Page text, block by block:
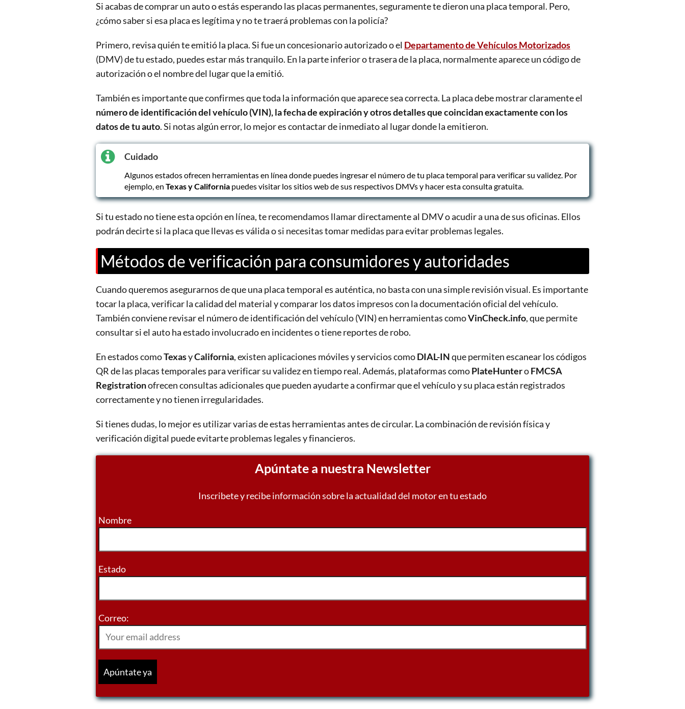
Si acabas de comprar un auto o estás esperando las placas permanentes, seguramente te dieron una placa temporal. Pero,
¿cómo saber si esa placa es legítima y no te traerá problemas con la policía?
Primero, revisa quién te emitió la placa. Si fue un concesionario autorizado o el Departamento de Vehículos Motorizados
(DMV) de tu estado, puedes estar más tranquilo. En la parte inferior o trasera de la placa, normalmente aparece un código de
autorización o el nombre del lugar que la emitió.
También es importante que confirmes que toda la información que aparece sea correcta. La placa debe mostrar claramente el
número de identificación del vehículo (VIN), la fecha de expiración y otros detalles que coincidan exactamente con los
datos de tu auto. Si notas algún error, lo mejor es contactar de inmediato al lugar donde la emitieron.
Cuidado
Algunos estados ofrecen herramientas en línea donde puedes ingresar el número de tu placa temporal para verificar su validez. Por
ejemplo, en Texas y California puedes visitar los sitios web de sus respectivos DMVs y hacer esta consulta gratuita.
Si tu estado no tiene esta opción en línea, te recomendamos llamar directamente al DMV o acudir a una de sus oficinas. Ellos
podrán decirte si la placa que llevas es válida o si necesitas tomar medidas para evitar problemas legales.
Métodos de verificación para consumidores y autoridades
Cuando queremos asegurarnos de que una placa temporal es auténtica, no basta con una simple revisión visual. Es importante
tocar la placa, verificar la calidad del material y comparar los datos impresos con la documentación oficial del vehículo.
También conviene revisar el número de identificación del vehículo (VIN) en herramientas comoVinCheck.info, que permite
consultar si el auto ha estado involucrado en incidentes o tiene reportes de robo.
En estados comoTexasyCalifornia, existen aplicaciones móviles y servicios comoDIAL-INque permiten escanear los códigos
QR de las placas temporales para verificar su validez en tiempo real. Además, plataformas comoPlateHunteroFMCSA
Registrationofrecen consultas adicionales que pueden ayudarte a confirmar que el vehículo y su placa están registrados
correctamente y no tienen irregularidades.
Si tienes dudas, lo mejor es utilizar varias de estas herramientas antes de circular. La combinación de revisión física y
verificación digital puede evitarte problemas legales y financieros.
Apúntate a nuestra Newsletter
Inscribete y recibe información sobre la actualidad del motor en tu estado
Nombre
Estado
Correo: